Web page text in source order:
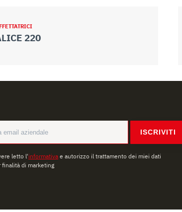
220
ISCRIVITI
letto l'informativa e autorizzo il trattamento dei miei dati
finalità di marketing